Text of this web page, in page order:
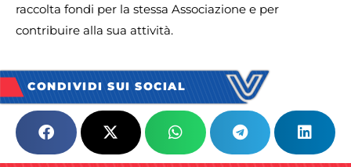
raccolta fondi per la stessa Associazione e per
contribuire alla sua attività.
CONDIVIDI SUI SOCIAL